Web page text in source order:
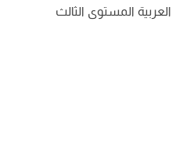
العربية المستوى الثالث